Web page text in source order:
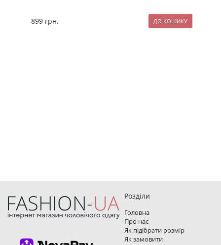
899 грн.
Розділи
Головна
Про нас
Як підібрати розмір
Як замовити